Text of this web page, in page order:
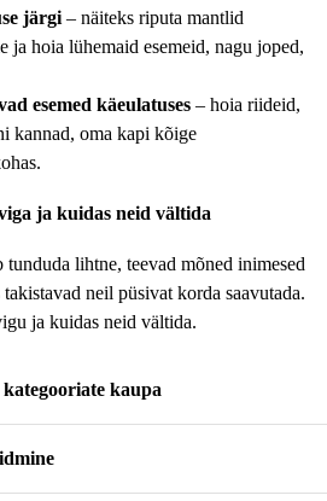
järgi – näiteks riputa mantlid
ja hoia lühemaid esemeid, nagu joped,
esemed käeulatuses – hoia riideid,
kannad, oma kapi kõige
ja kuidas neid vältida
lihtne, teevad mõned inimesed
neil püsivat korda saavutada.
ja kuidas neid vältida.
kaupa
asju. Selle tulemusena võid jätta